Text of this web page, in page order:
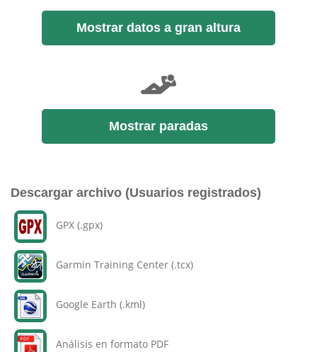
Mostrar datos a gran altura
Mostrar paradas
Descargar archivo (Usuarios registrados)
GPX (.gpx)
Garmin Training Center (.tcx)
Google Earth (.kml)
Análisis en formato PDF